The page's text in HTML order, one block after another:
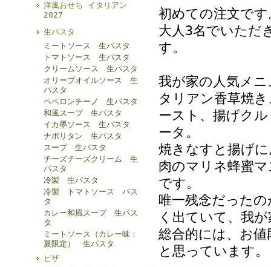
洋風おせち イタリアン
2027
生パスタ
ミートソース 生パスタ
トマトソース 生パスタ
クリームソース 生パスタ
オリーブオイルソース 生
パスタ
ペペロンチーノ 生パスタ
和風スープ 生パスタ
イカ墨ソース 生パスタ
ナポリタン 生パスタ
スープ 生パスタ
チーズチーズクリーム 生
パスタ
冷製 生パスタ
冷製 トマトソース パス
タ
カレー和風スープ 生パス
タ
ミートソース（カレー味：
夏限定） 生パスタ
ピザ
初めての注文です
大人3名でいただ
す。
我が家の人気メ
タリアン香草焼
ースト、揚げク
ータ。
焼きなすと揚げ
肉のマリネ蜂蜜
です。
唯一残念だった
く出ていて、我
総合的には、お
と思っています。